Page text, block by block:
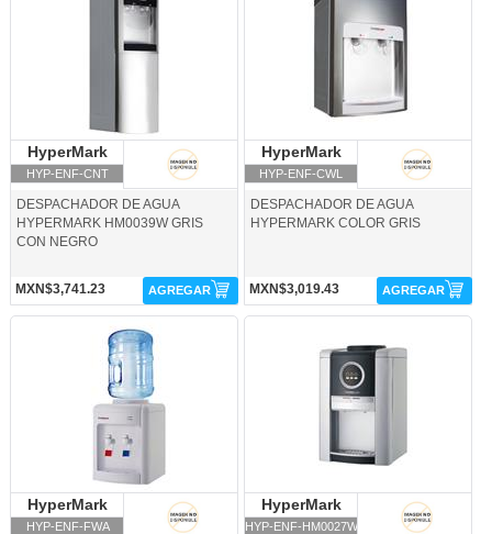
HyperMark
HYP-ENF-CNT
HyperMark
DESPACHADOR DE AGUA
HYPERMARK HM0039W GRIS
CON NEGRO
MXN$3,741.23 AGREGAR
HyperMark
HYP-ENF-CWL
HyperMark
DESPACHADOR DE AGUA
HYPERMARK COLOR GRIS
MXN$3,019.43 AGREGAR
HyperMark
HYP-ENF-FWA
HyperMark HyperMark
HYP-ENF-HM0027W
HyperMark